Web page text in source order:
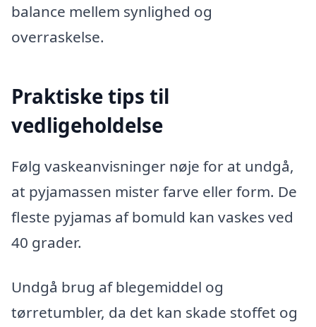
balance mellem synlighed og
overraskelse.
Praktiske tips til
vedligeholdelse
Følg vaskeanvisninger nøje for at undgå,
at pyjamassen mister farve eller form. De
fleste pyjamas af bomuld kan vaskes ved
40 grader.
Undgå brug af blegemiddel og
tørretumbler, da det kan skade stoffet og